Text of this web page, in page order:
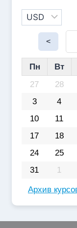
<
Пн Вт
27
28
3
4
10
11
17
18
24
25
31
1
Архив